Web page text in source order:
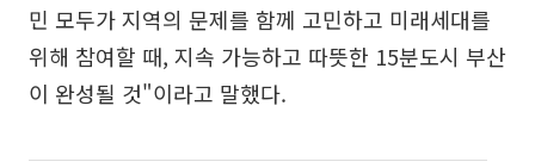
민 모두가 지역의 문제를 함께 고민하고 미래세대를
위해 참여할 때, 지속 가능하고 따뜻한 15분도시 부산
이 완성될 것"이라고 말했다.